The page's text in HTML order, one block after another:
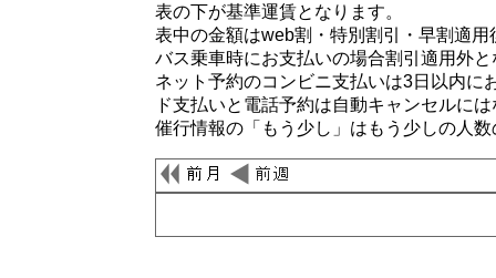
表の下が基準運賃となります。
表中の金額はweb割・特別割引・早割適
バス乗車時にお支払いの場合割引適用外
ネット予約のコンビニ支払いは3日以内に
ド支払いと電話予約は自動キャンセルに
催行情報の「もう少し」はもう少しの人